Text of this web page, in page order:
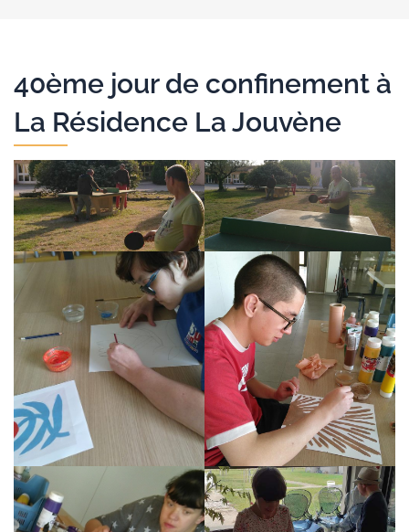
40ème jour de confinement à
La Résidence La Jouvène